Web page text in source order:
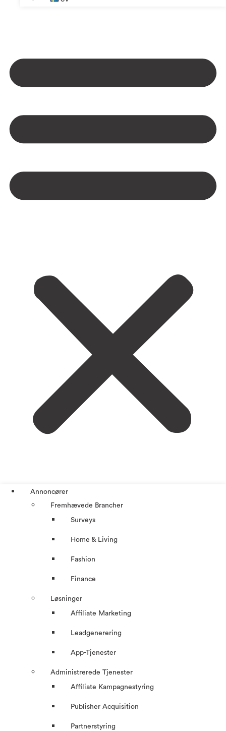
Annoncører
Fremhævede Brancher
Surveys
Home & Living
Fashion
Finance
Løsninger
Affiliate Marketing
Leadgenerering
App-Tjenester
Administrerede Tjenester
Affiliate Kampagnestyring
Publisher Acquisition
Partnerstyring